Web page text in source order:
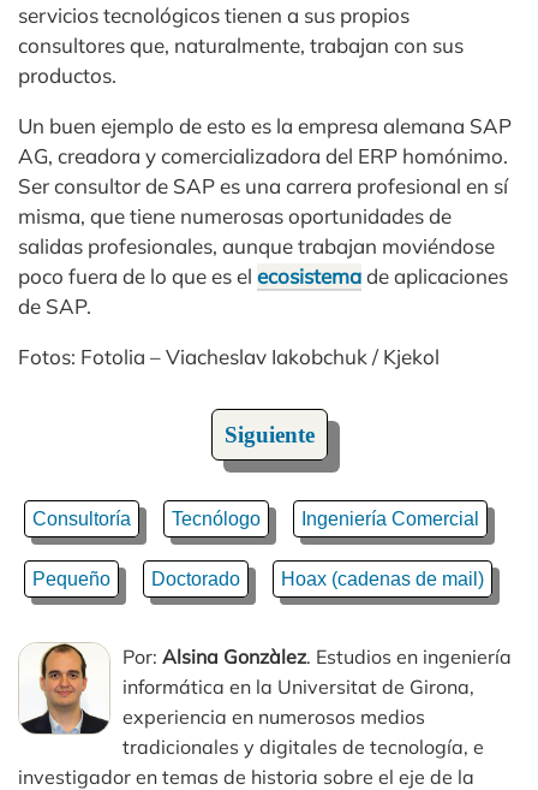
servicios tecnológicos tienen a sus propios
consultores que, naturalmente, trabajan con sus
productos.
Un buen ejemplo de esto es la empresa alemana SAP
AG, creadora y comercializadora del ERP homónimo.
Ser consultor de SAP es una carrera profesional en sí
misma, que tiene numerosas oportunidades de
salidas profesionales, aunque trabajan moviéndose
poco fuera de lo que es el ecosistemade aplicaciones
de SAP.
Fotos: Fotolia – Viacheslav Iakobchuk / Kjekol
Siguiente
Consultoría Tecnólogo Ingeniería Comercial
Pequeño Doctorado Hoax (cadenas de mail)
Por: Alsina Gonzàlez. Estudios en ingeniería
informática en la Universitat de Girona,
experiencia en numerosos medios
tradicionales y digitales de tecnología, e
investigador en temas de historia sobre el eje de la